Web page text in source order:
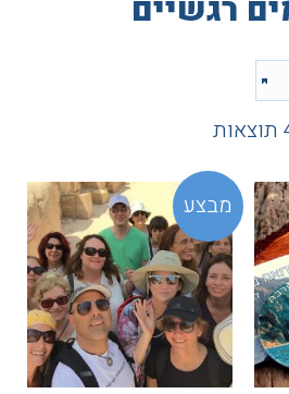
רגשיים
מבצע